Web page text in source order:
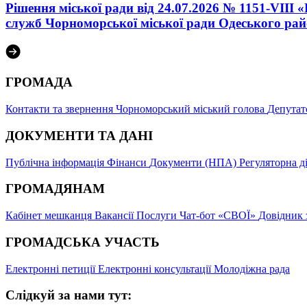
Рішення міської ради від 24.07.2026 № 1151-VIII
служб Чорноморської міської ради Одеського
ГРОМАДА
Контакти та звернення Чорноморський міський голова
ДОКУМЕНТИ ТА ДАНІ
Публічна інформація Фінанси Документи (НПА) Регуляторна
ГРОМАДЯНАМ
Кабінет мешканця ВакансіїПослуги Чат-бот «СВОЇ» Довідник
ГРОМАДСЬКА УЧАСТЬ
Електронні петиціїЕлектронні консультаціїМолодіжна рада
Слідкуй за нами тут: